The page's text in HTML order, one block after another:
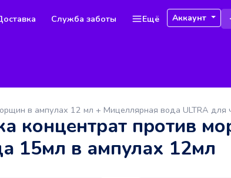
Служба заботы Ещё Аккаунт
концентрат против
15мл в ампулах 12мл